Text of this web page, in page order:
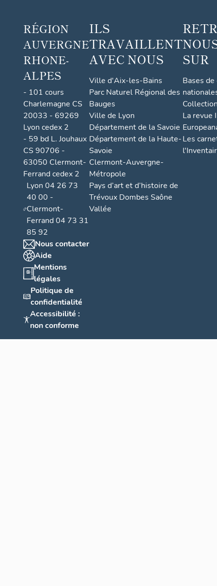
RÉGION
AUVERGNE
RHONE-
ALPES
- 101 cours
Charlemagne CS
20033 - 69269
Lyon cedex 2
- 59 bd L. Jouhaux
CS 90706 -
63050 Clermont-
Ferrand cedex 2
Lyon 04 26 73
40 00 -
Clermont-
Ferrand 04 73 31
85 92
Nous contacter
Aide
Mentions
légales
Politique de
confidentialité
Accessibilité :
non conforme
ILS
TRAVAILLENT
AVEC NOUS
Ville d'Aix-les-Bains
Parc Naturel Régional des
Bauges
Ville de Lyon
Département de la Savoie
Département de la Haute-
Savoie
Clermont-Auvergne-
Métropole
Pays d’art et d’histoire de
Trévoux Dombes Saône
Vallée
SUR
Bases
La revue
Les